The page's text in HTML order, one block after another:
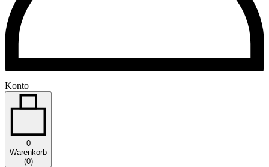
Konto
0
Warenkorb
(0)